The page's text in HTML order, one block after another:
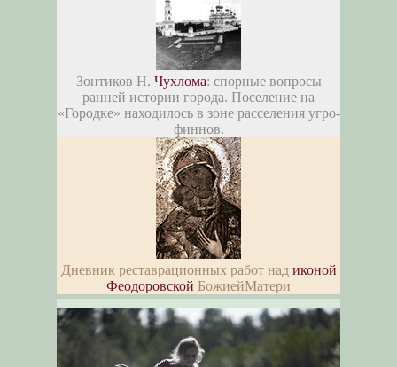
Зонтиков Н. Чухлома: спорные вопросы
ранней истории города. Поселение на
«Городке» находилось в зоне расселения угро-
финнов.
Дневник реставрационных работ над иконой
Феодоровской БожиейМатери